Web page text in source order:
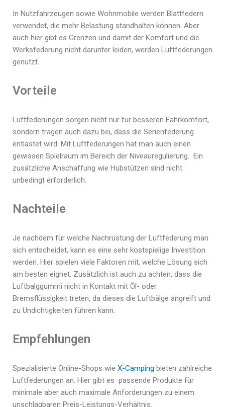
In Nutzfahrzeugen sowie Wohnmobile werden Blattfedern
verwendet, die mehr Belastung standhalten können. Aber
auch hier gibt es Grenzen und damit der Komfort und die
Werksfederung nicht darunter leiden, werden Luftfederungen
genutzt.
Vorteile
Luftfederungen sorgen nicht nur für besseren Fahrkomfort,
sondern tragen auch dazu bei, dass die Serienfederung
entlastet wird. Mit Luftfederungen hat man auch einen
gewissen Spielraum im Bereich der Niveauregulierung. Ein
zusätzliche Anschaffung wie Hubstützen sind nicht
unbedingt erforderlich.
Nachteile
Je nachdem für welche Nachrüstung der Luftfederung man
sich entscheidet, kann es eine sehr kostspielige Investition
werden. Hier spielen viele Faktoren mit, welche Lösung sich
am besten eignet. Zusätzlich ist auch zu achten, dass die
Luftbalggummi nicht in Kontakt mit Öl- oder
Bremsflüssigkeit treten, da dieses die Luftbälge angreift und
zu Undichtigkeiten führen kann.
Empfehlungen
Spezialisierte Online-Shops wie X-Camping bieten zahlreiche
Luftfederungen an. Hier gibt es passende Produkte für
minimale aber auch maximale Anforderungen zu einem
unschlagbaren Preis-Leistungs-Verhältnis.